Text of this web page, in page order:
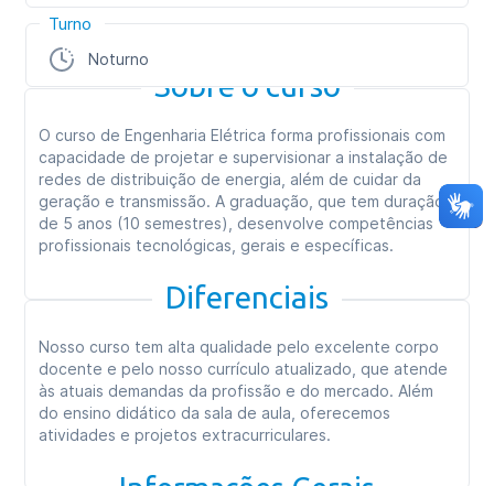
Turno
Noturno
Sobre o curso
O curso de Engenharia Elétrica forma profissionais com
capacidade de projetar e supervisionar a instalação de
redes de distribuição de energia, além de cuidar da
geração e transmissão. A graduação, que tem duração
de 5 anos (10 semestres), desenvolve competências
profissionais tecnológicas, gerais e específicas.
Diferenciais
Nosso curso tem alta qualidade pelo excelente corpo
docente e pelo nosso currículo atualizado, que atende
às atuais demandas da profissão e do mercado. Além
do ensino didático da sala de aula, oferecemos
atividades e projetos extracurriculares.